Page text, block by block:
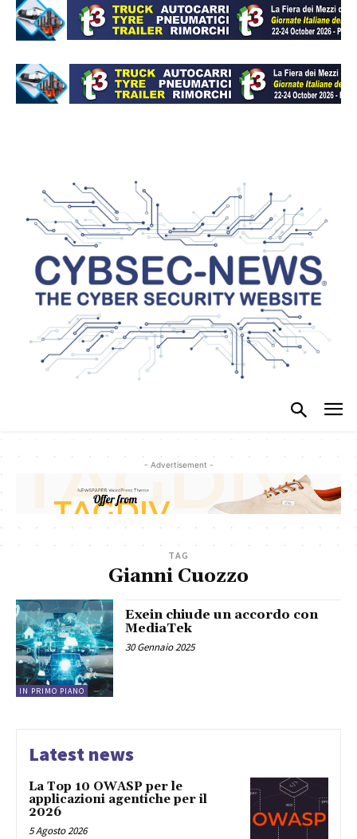
- Advertisement -
TAG
Gianni Cuozzo
IN PRIMO PIANO
Exein chiude un accordo con
MediaTek
30 Gennaio 2025
Latest news
La Top 10 OWASP per le
applicazioni agentiche per il
2026
5 Agosto 2026